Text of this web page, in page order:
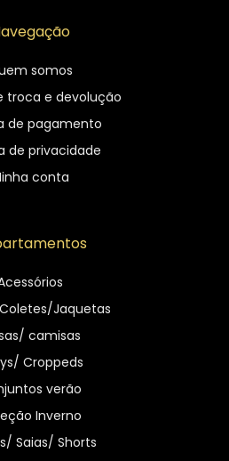
somos
troca e devolução
de pagamento
de privacidade
conta
Jaquetas
camisas
Croppeds
verão
Inverno
Saias/ Shorts